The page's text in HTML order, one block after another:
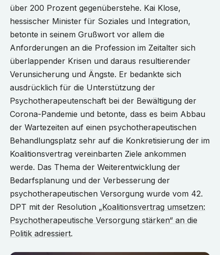
über 200 Prozent gegenüberstehe. Kai Klose,
hessischer Minister für Soziales und Integration,
betonte in seinem Grußwort vor allem die
Anforderungen an die Profession im Zeitalter sich
überlappender Krisen und daraus resultierender
Verunsicherung und Ängste. Er bedankte sich
ausdrücklich für die Unterstützung der
Psychotherapeutenschaft bei der Bewältigung der
Corona-Pandemie und betonte, dass es beim Abbau
der Wartezeiten auf einen psychotherapeutischen
Behandlungsplatz sehr auf die Konkretisierung der im
Koalitionsvertrag vereinbarten Ziele ankommen
werde. Das Thema der Weiterentwicklung der
Bedarfsplanung und der Verbesserung der
psychotherapeutischen Versorgung wurde vom 42.
DPT mit der Resolution „Koalitionsvertrag umsetzen:
Psychotherapeutische Versorgung stärken“ an die
Politik adressiert.